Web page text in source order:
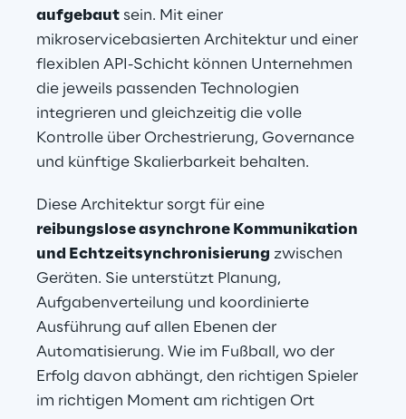
aufgebaut sein. Mit einer
mikroservicebasierten Architektur und einer
flexiblen API-Schicht können Unternehmen
die jeweils passenden Technologien
integrieren und gleichzeitig die volle
Kontrolle über Orchestrierung, Governance
und künftige Skalierbarkeit behalten.
Diese Architektur sorgt für eine
reibungslose asynchrone Kommunikation
und Echtzeitsynchronisierung zwischen
Geräten. Sie unterstützt Planung,
Aufgabenverteilung und koordinierte
Ausführung auf allen Ebenen der
Automatisierung. Wie im Fußball, wo der
Erfolg davon abhängt, den richtigen Spieler
im richtigen Moment am richtigen Ort